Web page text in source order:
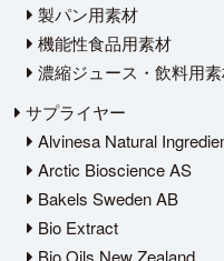
製パン用素材
機能性食品用素材
濃縮ジュース・飲料用
サプライヤー
Alvinesa Natural
Arctic Bioscience AS
Bakels Sweden AB
Bio Extract
Bio Oils New Zealand